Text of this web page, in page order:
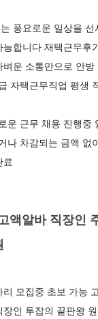
풍요로운 일상을
합니다 재택근무
운 소통만으로 안
자택근무직업 평생
운 근무 채용 진행
나 차감되는 금액
료
액알바 직장인
모집중 초보 가능
인 투잡의 끝판왕